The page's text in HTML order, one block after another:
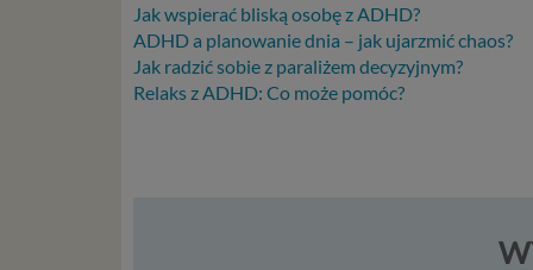
Jak wspierać bliską osobę z ADHD?
ADHD a planowanie dnia – jak ujarzmić chaos?
Jak radzić sobie z paraliżem decyzyjnym?
Relaks z ADHD: Co może pomóc?